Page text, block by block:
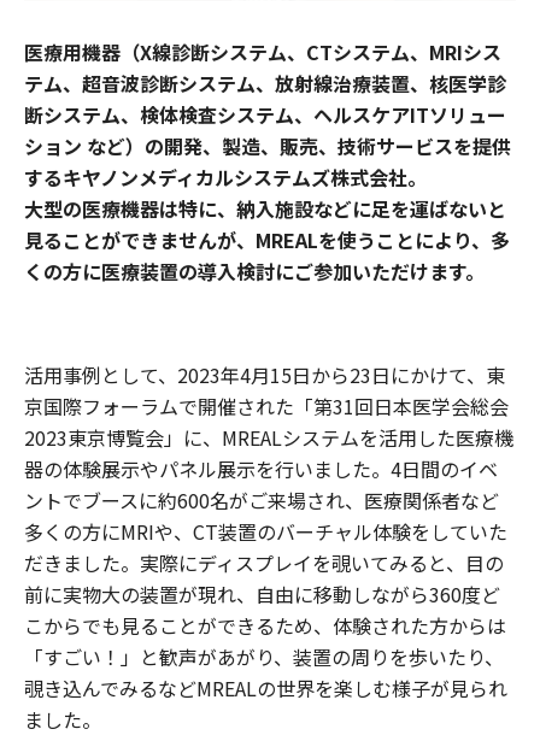
医療用機器（X線診断システム、CTシステム、MRIシス
テム、超音波診断システム、放射線治療装置、核医学診
断システム、検体検査システム、ヘルスケアITソリュー
ション など）の開発、製造、販売、技術サービスを提供
するキヤノンメディカルシステムズ株式会社。
大型の医療機器は特に、納入施設などに足を運ばないと
見ることができませんが、MREALを使うことにより、多
くの方に医療装置の導入検討にご参加いただけます。
活用事例として、2023年4月15日から23日にかけて、東
京国際フォーラムで開催された「第31回日本医学会総会
2023東京博覧会」に、MREALシステムを活用した医療機
器の体験展示やパネル展示を行いました。4日間のイベ
ントでブースに約600名がご来場され、医療関係者など
多くの方にMRIや、CT装置のバーチャル体験をしていた
だきました。実際にディスプレイを覗いてみると、目の
前に実物大の装置が現れ、自由に移動しながら360度ど
こからでも見ることができるため、体験された方からは
「すごい！」と歓声があがり、装置の周りを歩いたり、
覗き込んでみるなどMREALの世界を楽しむ様子が見られ
ました。